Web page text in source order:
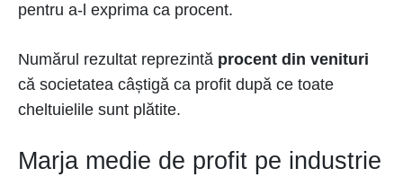
pentru a-l exprima ca procent.
Numărul rezultat reprezintă procent din venituri
că societatea câștigă ca profit după ce toate
cheltuielile sunt plătite.
Marja medie de profit pe industrie